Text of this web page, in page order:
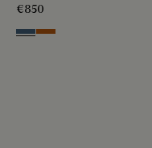
€850
Dim BlueAmber Brown